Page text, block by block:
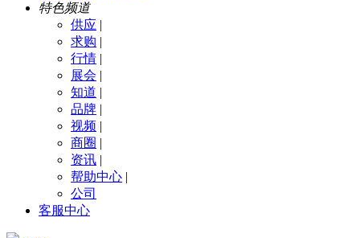
特色频道
供应 |
求购 |
行情 |
展会 |
知道 |
品牌 |
视频 |
商圈 |
资讯 |
帮助中心 |
公司
客服中心